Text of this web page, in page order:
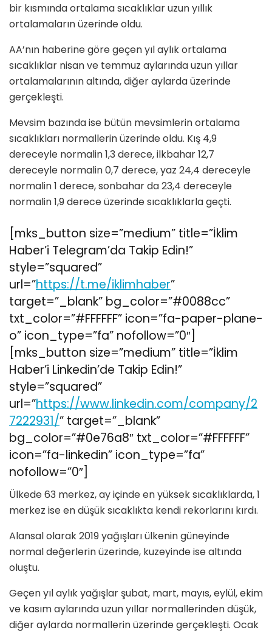
bir kısmında ortalama sıcaklıklar uzun yıllık
ortalamaların üzerinde oldu.
AA’nın haberine göre geçen yıl aylık ortalama
sıcaklıklar nisan ve temmuz aylarında uzun yıllar
ortalamalarının altında, diğer aylarda üzerinde
gerçekleşti.
Mevsim bazında ise bütün mevsimlerin ortalama
sıcaklıkları normallerin üzerinde oldu. Kış 4,9
dereceyle normalin 1,3 derece, ilkbahar 12,7
dereceyle normalin 0,7 derece, yaz 24,4 dereceyle
normalin 1 derece, sonbahar da 23,4 dereceyle
normalin 1,9 derece üzerinde sıcaklıklarla geçti.
[mks_button size=”medium” title=”İklim
Haber’i Telegram’da Takip Edin!”
style=”squared”
url=”https://t.me/iklimhaber”
target=”_blank” bg_color=”#0088cc”
txt_color=”#FFFFFF” icon=”fa-paper-plane-
o” icon_type=”fa” nofollow=”0″]
[mks_button size=”medium” title=”İklim
Haber’i Linkedin’de Takip Edin!”
style=”squared”
url=”https://www.linkedin.com/company/2
7222931/” target=”_blank”
bg_color=”#0e76a8″ txt_color=”#FFFFFF”
icon=”fa-linkedin” icon_type=”fa”
nofollow=”0″]
Ülkede 63 merkez, ay içinde en yüksek sıcaklıklarda, 1
merkez ise en düşük sıcaklıkta kendi rekorlarını kırdı.
Alansal olarak 2019 yağışları ülkenin güneyinde
normal değerlerin üzerinde, kuzeyinde ise altında
oluştu.
Geçen yıl aylık yağışlar şubat, mart, mayıs, eylül, ekim
ve kasım aylarında uzun yıllar normallerinden düşük,
diğer aylarda normallerin üzerinde gerçekleşti. Ocak